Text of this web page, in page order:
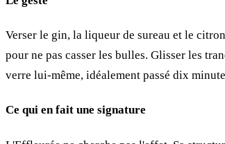
Verser le gin, la liqueur de sureau et le
pour ne pas casser les bulles. Glisser les
verre lui-même, idéalement passé dix
Ce qui en fait une signature